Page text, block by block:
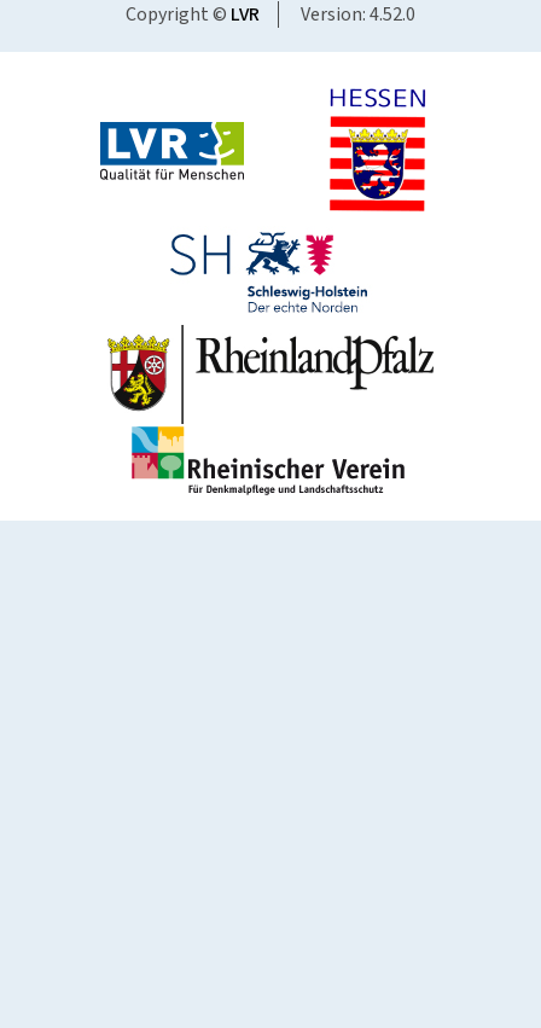
Copyright © LVR Version: 4.52.0